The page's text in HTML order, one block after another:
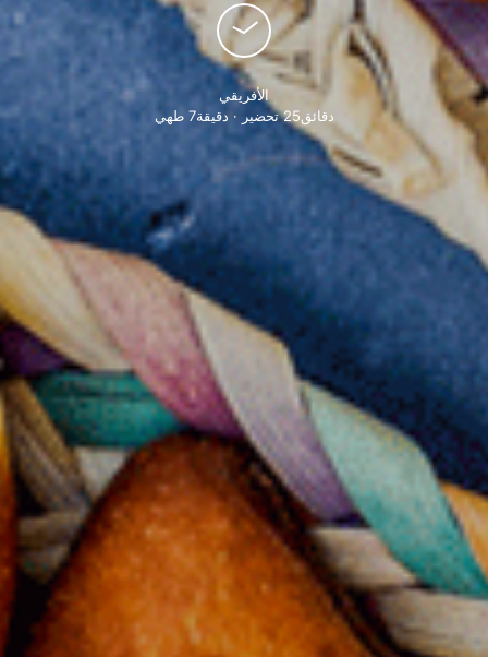
الأفريقي
دقائق25 تحضير · دقيقة7 طهي